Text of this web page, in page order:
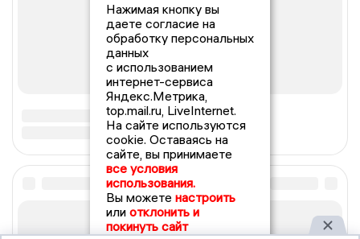
Нажимая кнопку вы
даете согласие на
обработку персональных
данных
с использованием
интернет-сервиса
Яндекс.Метрика,
top.mail.ru, LiveInternet.
На сайте используются
cookie. Оставаясь на
сайте, вы принимаете
все условия
использования.
Вы можете настроить
или отклонить и
покинуть сайт